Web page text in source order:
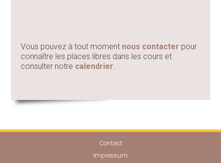
Vous pouvez à tout moment nous contacter pour
connaître les places libres dans les cours et
consulter notre calendrier.
Contact
Impressum